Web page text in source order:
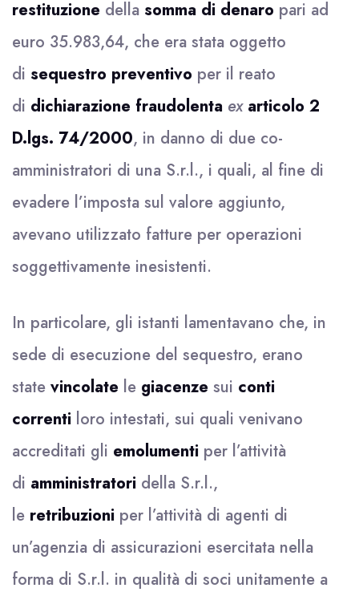
restituzione della somma di denaro pari ad
euro 35.983,64, che era stata oggetto
di sequestro preventivo per il reato
di dichiarazione fraudolenta ex articolo 2
D.lgs. 74/2000, in danno di due co-
amministratori di una S.r.l., i quali, al fine di
evadere l’imposta sul valore aggiunto,
avevano utilizzato fatture per operazioni
soggettivamente inesistenti.
In particolare, gli istanti lamentavano che, in
sede di esecuzione del sequestro, erano
state vincolate le giacenze sui conti
correnti loro intestati, sui quali venivano
accreditati gli emolumenti per l’attività
di amministratori della S.r.l.,
le retribuzioni per l’attività di agenti di
un’agenzia di assicurazioni esercitata nella
forma di S.r.l. in qualità di soci unitamente a